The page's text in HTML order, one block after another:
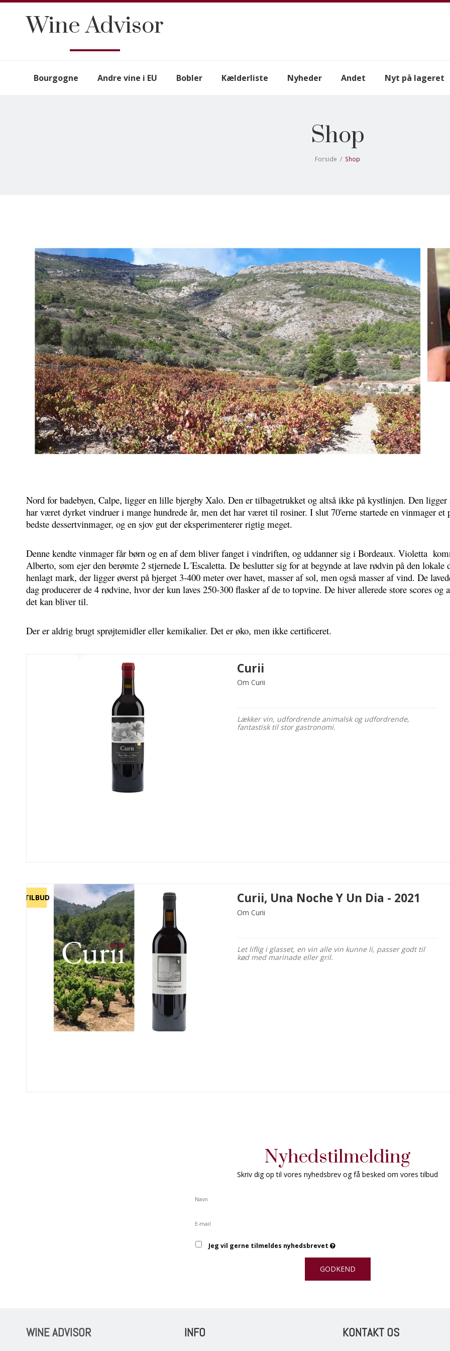
Wine Advisor
Bourgogne Andre vine i EU Bobler Kælderliste Nyheder Andet Nyt på lageret
Shop
Forside / Shop
Nord for badebyen, Calpe, ligger en lille bjergby Xalo. Den er tilbagetrukket og altså ikke på kystlinjen. Den
har været dyrket vindruer i mange hundrede år, men det har været til rosiner. I slut 70'erne startede en vinmager
bedste dessertvinmager, og en sjov gut der eksperimenterer rigtig meget.
Denne kendte vinmager får børn og en af dem bliver fanget i vindriften, og uddanner sig i Bordeaux. Violetta
Alberto, som ejer den berømte 2 stjernede L´Escaletta. De beslutter sig for at begynde at lave rødvin på den
henlagt mark, der ligger øverst på bjerget 3-400 meter over havet, masser af sol, men også masser af vind. De
dag producerer de 4 rødvine, hvor der kun laves 250-300 flasker af de to topvine. De hiver allerede store scores
det kan bliver til.
Der er aldrig brugt sprøjtemidler eller kemikalier. Det er øko, men ikke certificeret.
Curii
Om Curii
Lækker vin, udfordrende animalsk og udfordrende,
fantastisk til stor gastronomi.
TILBUD Curii, Una Noche Y Un Dia - 2021
Om Curii
Let liflig i glasset, en vin alle vin kunne li, passer godt til
kød med marinade eller gril.
Nyhedstilmelding
Skriv dig op til vores nyhedsbrev og få besked om vores tilbud
Jeg vil gerne tilmeldes nyhedsbrevet
GODKEND
WINE ADVISOR INFO KONTAKT OS